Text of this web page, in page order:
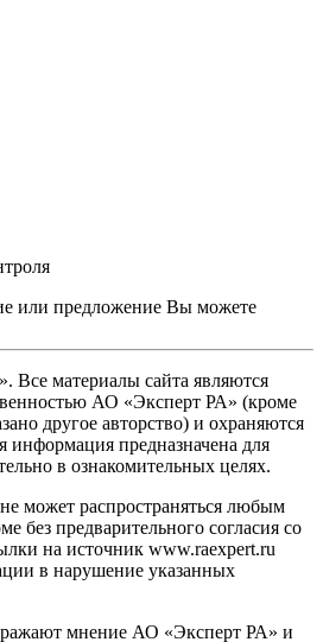
или предложение Вы можете
материалы сайта являются
АО «Эксперт РА» (кроме
другое авторство) и охраняются
информация предназначена для
в ознакомительных целях.
может распространяться любым
без предварительного согласия со
на источник www.raexpert.ru
в нарушение указанных
мнение АО «Эксперт РА» и